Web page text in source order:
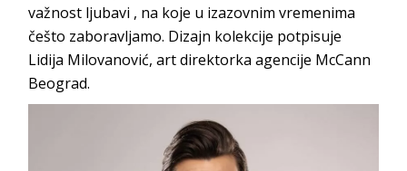
važnost ljubavi , na koje u izazovnim vremenima
češto zaboravljamo. Dizajn kolekcije potpisuje
Lidija Milovanović, art direktorka agencije McCann
Beograd.